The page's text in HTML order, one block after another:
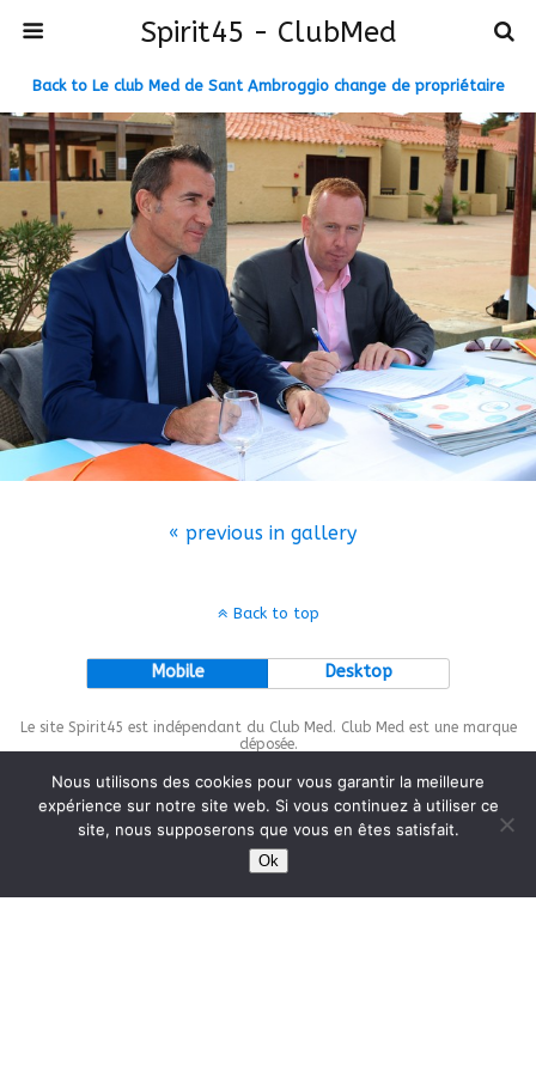
Spirit45 - ClubMed
Back to Le club Med de Sant Ambroggio change de propriétaire
« previous in gallery
Back to top
Mobile Desktop
Le site Spirit45 est indépendant du Club Med. Club Med est une marque
déposée.
This site is protected bywp-copyrightpro.com
Nous utilisons des cookies pour vous garantir la meilleure
expérience sur notre site web. Si vous continuez à utiliser ce
site, nous supposerons que vous en êtes satisfait.
Ok